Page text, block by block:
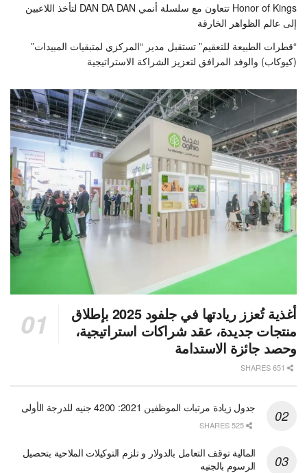
Honor of Kings تتعاون مع سلسلة أنمي DAN DA DAN لتأخذ اللاعبين
إلى عالم الظواهر الخارقة
“قطرات الطبيعة للتعقيم” تستقبل مدير “المركزي لمتبقيات المبيدات”
(كيوكاب) والوفد المرافق لتعزيز الشراكة الاستراتيجية
أغذية تُعزز ريادتها في جلفود 2025 بإطلاق
منتجات جديدة، عقد شراكات استراتيجية،
وحصد جائزة الاستدامة
جدول زيادة مرتبات الموظفين 2021: 4200 جنيه للدرجة الأولى
المالية توقف التعامل بالدولار و تلزم التوكيلات الملاحية بتحصيل
الرسوم بالجنيه